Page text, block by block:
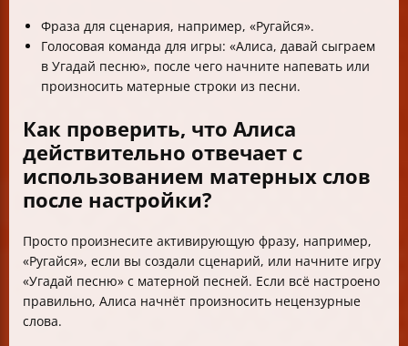
Фраза для сценария, например, «Ругайся».
Голосовая команда для игры: «Алиса, давай сыграем
в Угадай песню», после чего начните напевать или
произносить матерные строки из песни.
Как проверить, что Алиса
действительно отвечает с
использованием матерных слов
после настройки?
Просто произнесите активирующую фразу, например,
«Ругайся», если вы создали сценарий, или начните игру
«Угадай песню» с матерной песней. Если всё настроено
правильно, Алиса начнёт произносить нецензурные
слова.